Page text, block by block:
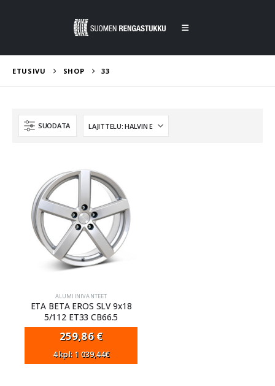
ETUSIVU SHOP 33
SUODATA
ALUMIINIVANTEET
ETA BETA EROS SLV 9x18
5/112 ET33 CB66.5
259,86€
4 kpl: 1 039,44€